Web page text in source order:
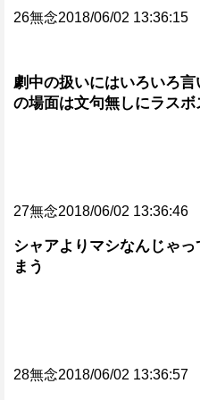
26無念2018/06/02 13:36:15
劇中の扱いにはいろいろ
の場面は文句無しにラスボ
27無念2018/06/02 13:36:46
シャアよりマシなんじゃ
まう
28無念2018/06/02 13:36:57